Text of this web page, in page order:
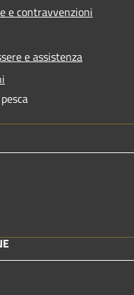
e contravvenzioni
e assistenza